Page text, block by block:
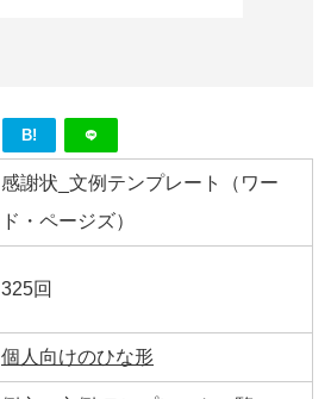
B!
感謝状_文例テンプレート（ワー
ド・ページズ）
325回
個人向けのひな形